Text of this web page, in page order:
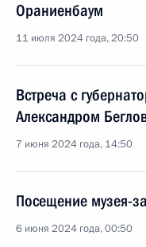
Ораниенбаум
11 июля 2024 года, 20:50
Встреча с
Александром
7 июня 2024 года, 14:50
Посещение музея-
6 июня 2024 года, 00:50